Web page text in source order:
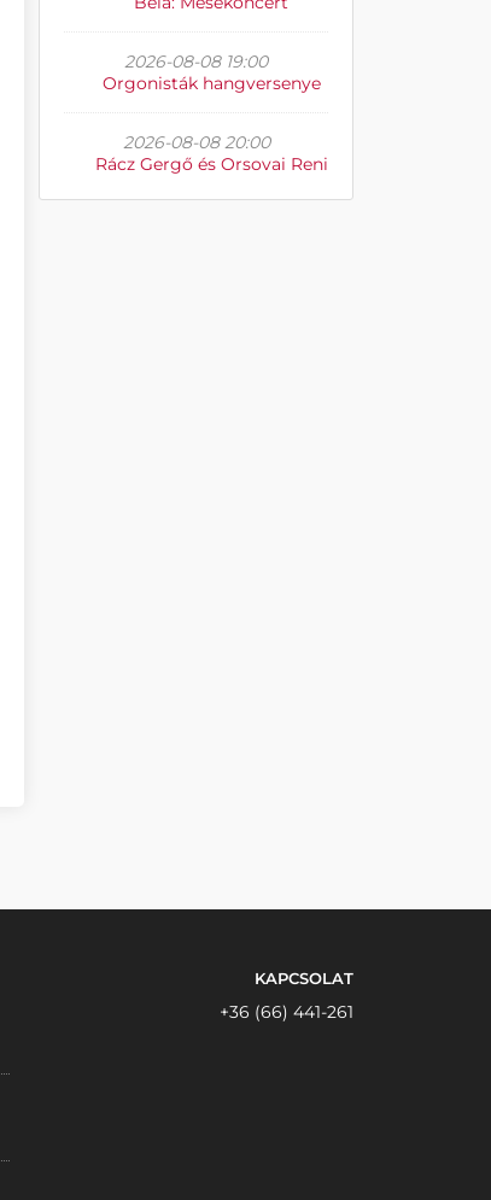
2026-08-08 19:00
Orgonisták hangversenye
2026-08-08 20:00
Rácz Gergő és Orsovai Reni
KAPCSOLAT
+36 (66) 441-261